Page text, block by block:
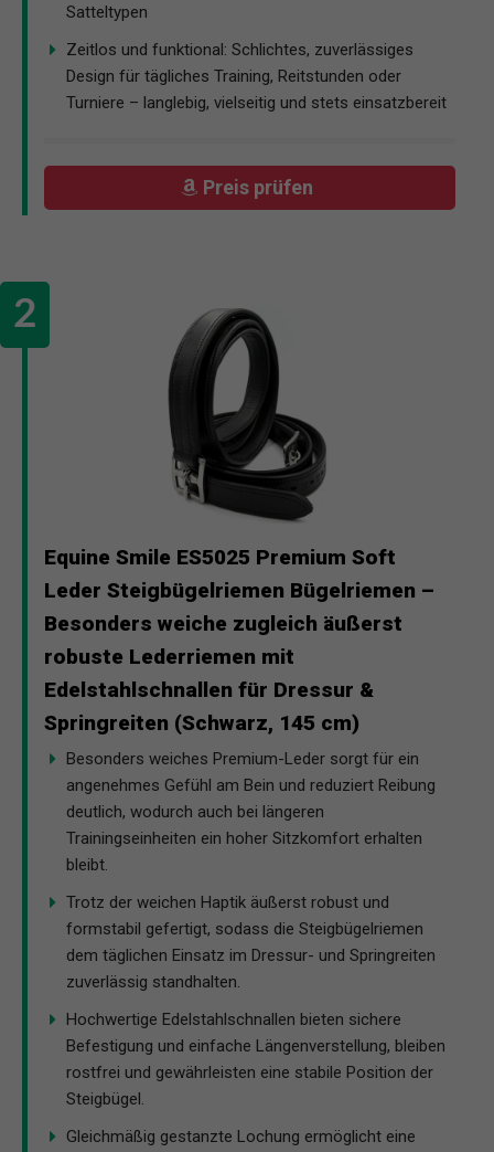
Satteltypen
Zeitlos und funktional: Schlichtes, zuverlässiges
Design für tägliches Training, Reitstunden oder
Turniere – langlebig, vielseitig und stets einsatzbereit
Preis prüfen
Equine Smile ES5025 Premium Soft
Leder Steigbügelriemen Bügelriemen –
Besonders weiche zugleich äußerst
robuste Lederriemen mit
Edelstahlschnallen für Dressur &
Springreiten (Schwarz, 145 cm)
Besonders weiches Premium-Leder sorgt für ein
angenehmes Gefühl am Bein und reduziert Reibung
deutlich, wodurch auch bei längeren
Trainingseinheiten ein hoher Sitzkomfort erhalten
bleibt.
Trotz der weichen Haptik äußerst robust und
formstabil gefertigt, sodass die Steigbügelriemen
dem täglichen Einsatz im Dressur- und Springreiten
zuverlässig standhalten.
Hochwertige Edelstahlschnallen bieten sichere
Befestigung und einfache Längenverstellung, bleiben
rostfrei und gewährleisten eine stabile Position der
Steigbügel.
Gleichmäßig gestanzte Lochung ermöglicht eine